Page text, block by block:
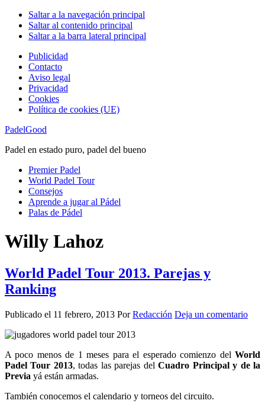
Saltar a la navegación principal
Saltar al contenido principal
Saltar a la barra lateral principal
Publicidad
Contacto
Aviso legal
Privacidad
Cookies
Política de cookies (UE)
PadelGood
Padel en estado puro, padel del bueno
Premier Padel
World Padel Tour
Consejos
Aprende a jugar al Pádel
Palas de Pádel
Willy Lahoz
World Padel Tour 2013. Parejas y
Ranking
Publicado el 11 febrero, 2013 PorRedacción Deja un comentario
A poco menos de 1 meses para el esperado comienzo del World
Padel Tour 2013, todas las parejas delCuadro Principal y de la
Previa yá están armadas.
También conocemos el calendario y torneos del circuito.